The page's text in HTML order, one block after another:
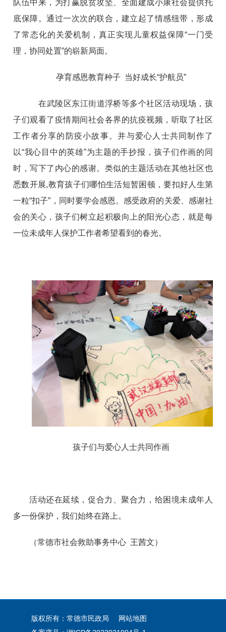
队伍中来，为打赢脱贫攻坚、全面建成小康社会提供托
底保障。通过一次次的联合，建立起了情感纽带，形成
了常态化的关爱机制，真正实现儿童权益保障“一门受
理，协同处置”的崭新局面。
孕育感恩教育种子 当好成长“护航员”
在武陵区东江街道浮桥等多个社区活动现场，孩
子们观看了疫情期间社会各界的抗疫视频，听取了社区
工作者分享的防疫小故事。并与爱心人士共同制作了
以“我心目中的英雄”为主题的手抄报，孩子们作画的同
时，写下了内心的感谢。类似的主题活动在其他社区也
悉数开展,教育孩子们哪怕生活短暂困顿，要扣好人生第
一粒“扣子”，同时要学会感恩。感受政府的关爱、感谢社
会的关心，孩子们树立起积极向上的阳光心态，就是每
一位未成年人保护工作者希望看到的春光。
孩子们与爱心人士共同作画
活动还在延续，促合力、聚合力，给困境未成年人
多一份保护，我们始终在路上。
（常德市社会救助事务中心 王茜文）
版权所有：常德市民政局
网站地图